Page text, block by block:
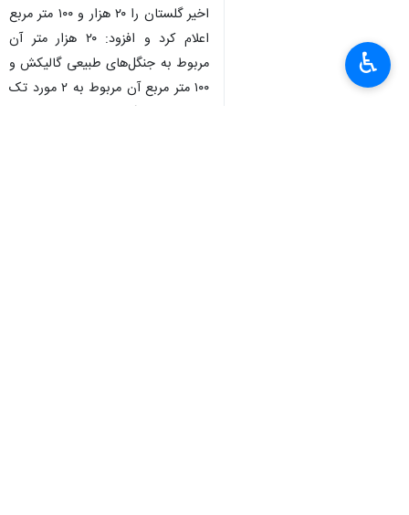
اخیر گلستان را ۲۰ هزار و ۱۰۰ متر مربع
اعلام کرد و افزود: ۲۰ هزار متر آن
مربوط به جنگل‌های طبیعی گالیکش و
۱۰۰ متر مربع آن مربوط به ۲ مورد تک
درخت در علی‌آبادکتول بوده است.
♿︎